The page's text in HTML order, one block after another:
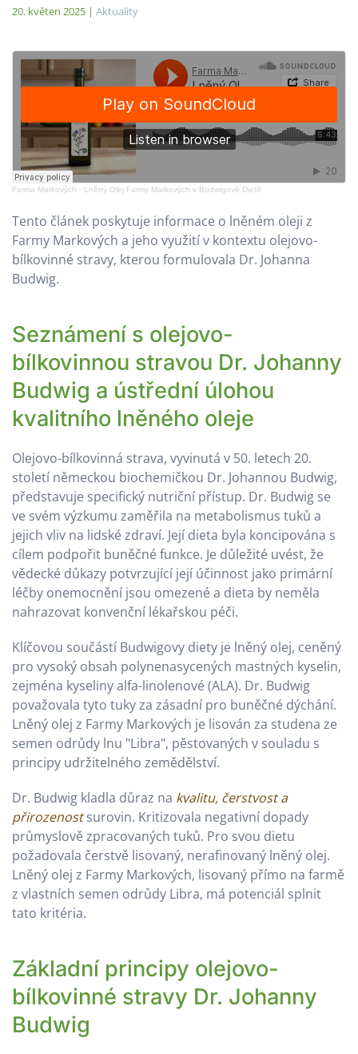
20. květen 2025 | Aktuality
Farma Markových · Lněný Olej Farmy Markových v Budwigově Dietě
Tento článek poskytuje informace o lněném oleji z
Farmy Markových a jeho využití v kontextu olejovo-
bílkovinné stravy, kterou formulovala Dr. Johanna
Budwig.
Seznámení s olejovo-
bílkovinnou stravou Dr. Johanny
Budwig a ústřední úlohou
kvalitního lněného oleje
Olejovo-bílkovinná strava, vyvinutá v 50. letech 20.
století německou biochemičkou Dr. Johannou Budwig,
představuje specifický nutriční přístup. Dr. Budwig se
ve svém výzkumu zaměřila na metabolismus tuků a
jejich vliv na lidské zdraví. Její dieta byla koncipována s
cílem podpořit buněčné funkce. Je důležité uvést, že
vědecké důkazy potvrzující její účinnost jako primární
léčby onemocnění jsou omezené a dieta by neměla
nahrazovat konvenční lékařskou péči.
Klíčovou součástí Budwigovy diety je lněný olej, ceněný
pro vysoký obsah polynenasycených mastných kyselin,
zejména kyseliny alfa-linolenové (ALA). Dr. Budwig
považovala tyto tuky za zásadní pro buněčné dýchání.
Lněný olej z Farmy Markových je lisován za studena ze
semen odrůdy lnu "Libra", pěstovaných v souladu s
principy udržitelného zemědělství.
Dr. Budwig kladla důraz na kvalitu, čerstvost a
přirozenostsurovin. Kritizovala negativní dopady
průmyslově zpracovaných tuků. Pro svou dietu
požadovala čerstvě lisovaný, nerafinovaný lněný olej.
Lněný olej z Farmy Markových, lisovaný přímo na farmě
z vlastních semen odrůdy Libra, má potenciál splnit
tato kritéria.
Základní principy olejovo-
bílkovinné stravy Dr. Johanny
Budwig